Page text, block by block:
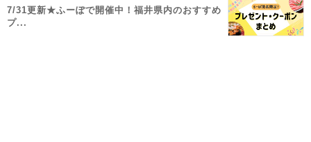
7/31更新★ふーぽで開催中！福井県内のおすすめ
プ...